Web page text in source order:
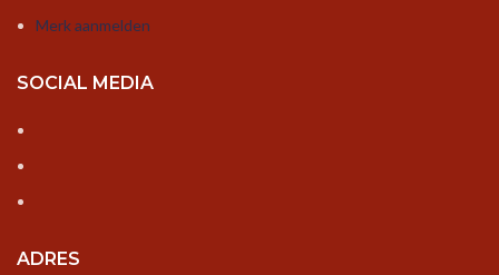
Merk aanmelden
SOCIAL MEDIA
ADRES